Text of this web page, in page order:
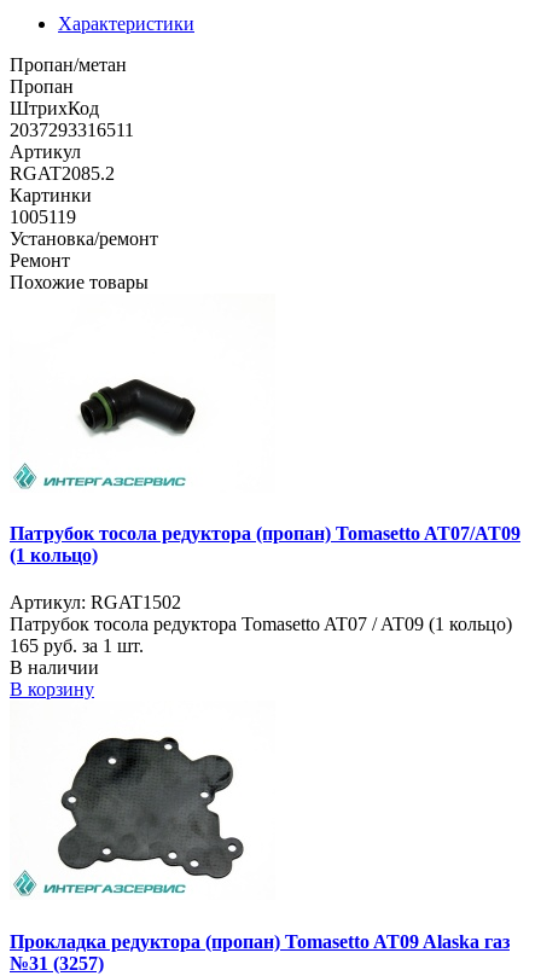
Характеристики
Пропан/метан
Пропан
ШтрихКод
2037293316511
Артикул
RGAT2085.2
Картинки
1005119
Установка/ремонт
Ремонт
Похожие товары
Патрубок тосола редуктора (пропан) Tomasetto AT07/AT09
(1 кольцо)
Артикул: RGAT1502
Патрубок тосола редуктора Tomasetto AT07 / AT09 (1 кольцо)
165 руб. за 1 шт.
В наличии
В корзину
Прокладка редуктора (пропан) Tomasetto AT09 Alaska газ
№31 (3257)